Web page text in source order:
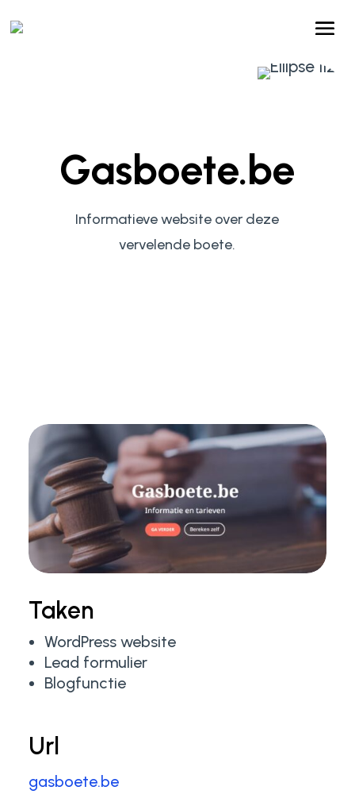
Gasboete.be
Informatieve website over deze
vervelende boete.
Taken
WordPress website
Lead formulier
Blogfunctie
Url
gasboete.be